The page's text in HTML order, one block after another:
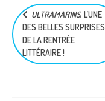
Navigation
de
l’article
ULTRAMARINS, L’UNE
DES BELLES SURPRISES
DE LA RENTRÉE
LITTÉRAIRE !